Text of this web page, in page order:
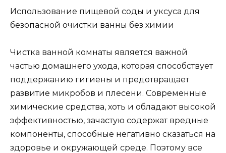
Использование пищевой соды и уксуса для
безопасной очистки ванны без химии
Чистка ванной комнаты является важной
частью домашнего ухода, которая способствует
поддержанию гигиены и предотвращает
развитие микробов и плесени. Современные
химические средства, хоть и обладают высокой
эффективностью, зачастую содержат вредные
компоненты, способные негативно сказаться на
здоровье и окружающей среде. Поэтому все